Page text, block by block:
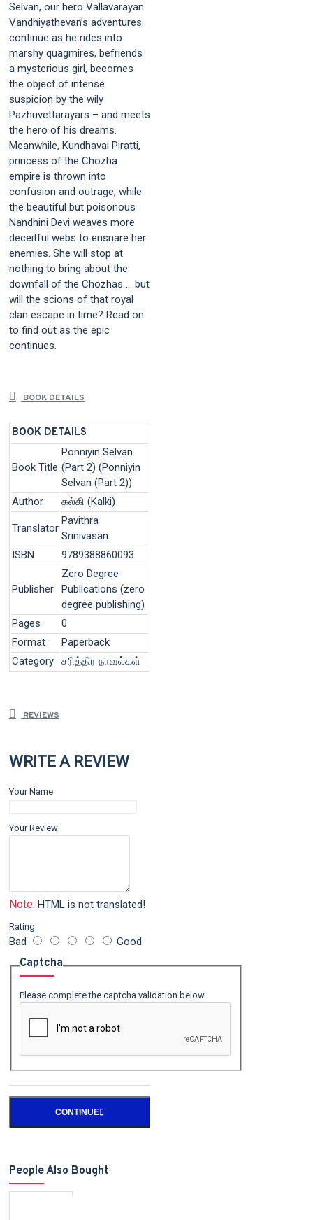
Selvan, our hero Vallavarayan
Vandhiyathevan’s adventures
continue as he rides into
marshy quagmires, befriends
a mysterious girl, becomes
the object of intense
suspicion by the wily
Pazhuvettarayars – and meets
the hero of his dreams.
Meanwhile, Kundhavai Piratti,
princess of the Chozha
empire is thrown into
confusion and outrage, while
the beautiful but poisonous
Nandhini Devi weaves more
deceitful webs to ensnare her
enemies. She will stop at
nothing to bring about the
downfall of the Chozhas … but
will the scions of that royal
clan escape in time? Read on
to find out as the epic
continues.
BOOK DETAILS
BOOK DETAILS
Book Title
Ponniyin Selvan
(Part 2) (Ponniyin
Selvan (Part 2))
Author
கல்கி (Kalki)
Translator
Pavithra
Srinivasan
ISBN
9789388860093
Publisher
Zero Degree
Publications (zero
degree publishing)
Pages
0
Format
Paperback
Category
சரித்திர நாவல்கள்
REVIEWS
WRITE A REVIEW
Your Name
Your Review
Note: HTML is not translated!
Rating
Bad Good
Captcha
Please complete the captcha validation below
CONTINUE
People Also Bought